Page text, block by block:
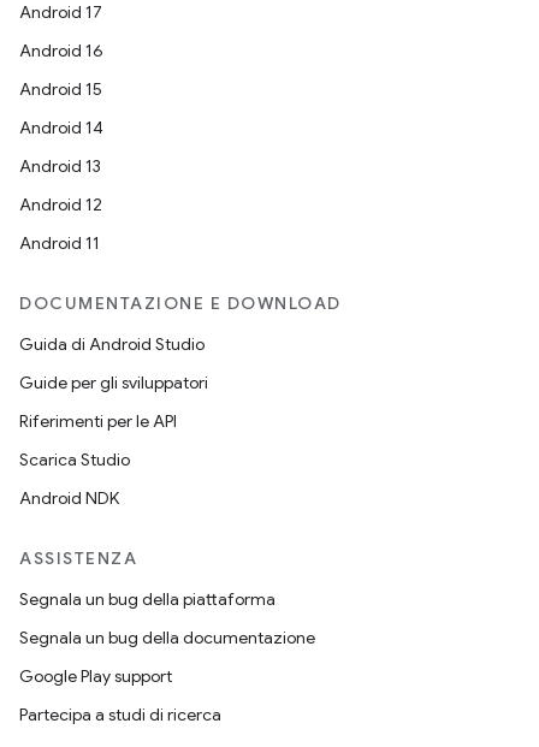
Android 17
Android 16
Android 15
Android 14
Android 13
Android 12
Android 11
DOCUMENTAZIONE E DOWNLOAD
Guida di Android Studio
Guide per gli sviluppatori
Riferimenti per le API
Scarica Studio
Android NDK
ASSISTENZA
Segnala un bug della piattaforma
Segnala un bug della documentazione
Google Play support
Partecipa a studi di ricerca